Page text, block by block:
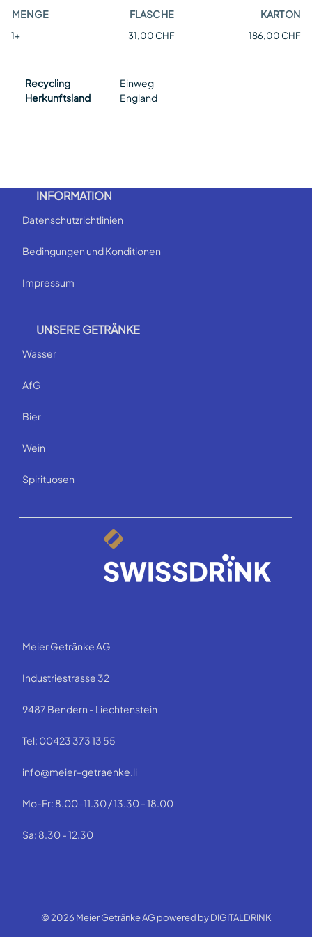
MENGE FLASCHE KARTON
1+ 31,00 CHF 186,00 CHF
Recycling
Einweg
Herkunftsland
England
INFORMATION
Datenschutzrichtlinien
Bedingungen und Konditionen
Impressum
UNSERE GETRÄNKE
Wasser
AfG
Bier
Wein
Spirituosen
Meier Getränke AG
Industriestrasse 32
9487 Bendern - Liechtenstein
Tel: 00423 373 13 55
info@meier-getraenke.li
Mo-Fr: 8.00-11.30 / 13.30 - 18.00
Sa: 8.30 - 12.30
© 2026 Meier Getränke AG powered byDIGITALDRINK